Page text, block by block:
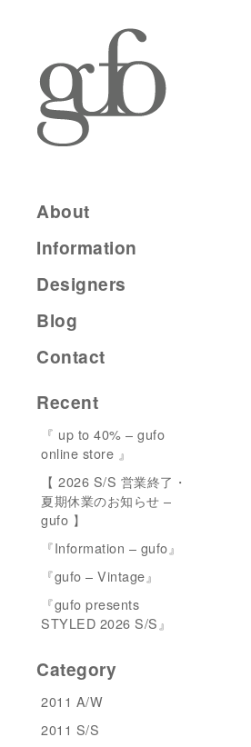
About
Information
Designers
Blog
Contact
Recent
『 up to 40% – gufo
online store 』
【 2026 S/S 営業終了・
夏期休業のお知らせ –
gufo 】
『Information – gufo』
『gufo – Vintage』
『gufo presents
STYLED 2026 S/S』
Category
2011 A/W
2011 S/S